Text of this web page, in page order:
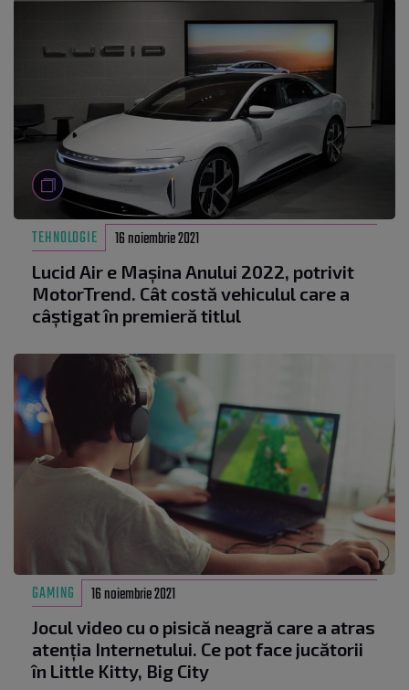
TEHNOLOGIE 16 noiembrie 2021
Lucid Air e Mașina Anului 2022, potrivit
MotorTrend. Cât costă vehiculul care a
câștigat în premieră titlul
GAMING 16 noiembrie 2021
Jocul video cu o pisică neagră care a atras
atenția Internetului. Ce pot face jucătorii
în Little Kitty, Big City